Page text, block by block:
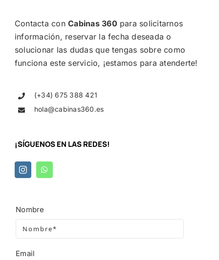
Contacta conCabinas 360 para solicitarnos
información, reservar la fecha deseada o
solucionar las dudas que tengas sobre como
funciona este servicio, ¡estamos para atenderte!
(+34) 675 388 421
hola@cabinas360.es
¡SÍGUENOS EN LASREDES!
Nombre
Email